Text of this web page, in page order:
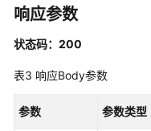
享
API（V2）
响应参数
状态码：200
表3 响应Body参数
参数 参数类型